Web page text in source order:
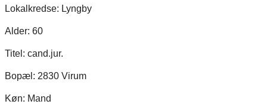
Lokalkredse: Lyngby
Alder: 60
Titel: cand.jur.
Bopæl: 2830 Virum
Køn: Mand